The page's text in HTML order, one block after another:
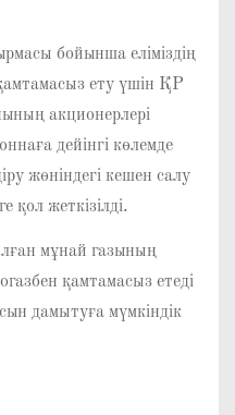
бойынша еліміздің
қамтамасыз ету үшін ҚР
акционерлері
дейінгі көлемде
жөніндегі кешен салу
қол жеткізілді.
мұнай газының
қамтамасыз етеді
дамытуға мүмкіндік